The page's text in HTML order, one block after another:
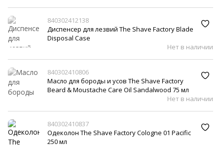
840302412138
Диспенсер для лезвий The Shave Factory Blade
Disposal Case
Нет в наличии
840302410806
Масло для бороды и усов The Shave Factory
Beard & Moustache Care Oil Sandalwood 75 мл
Нет в наличии
840302410837
Одеколон The Shave Factory Cologne 01 Pacific
250 мл